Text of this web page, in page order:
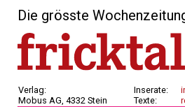
Die grösste
Verlag:
Mobus AG, 4332 Stein
Inserate:
Texte: